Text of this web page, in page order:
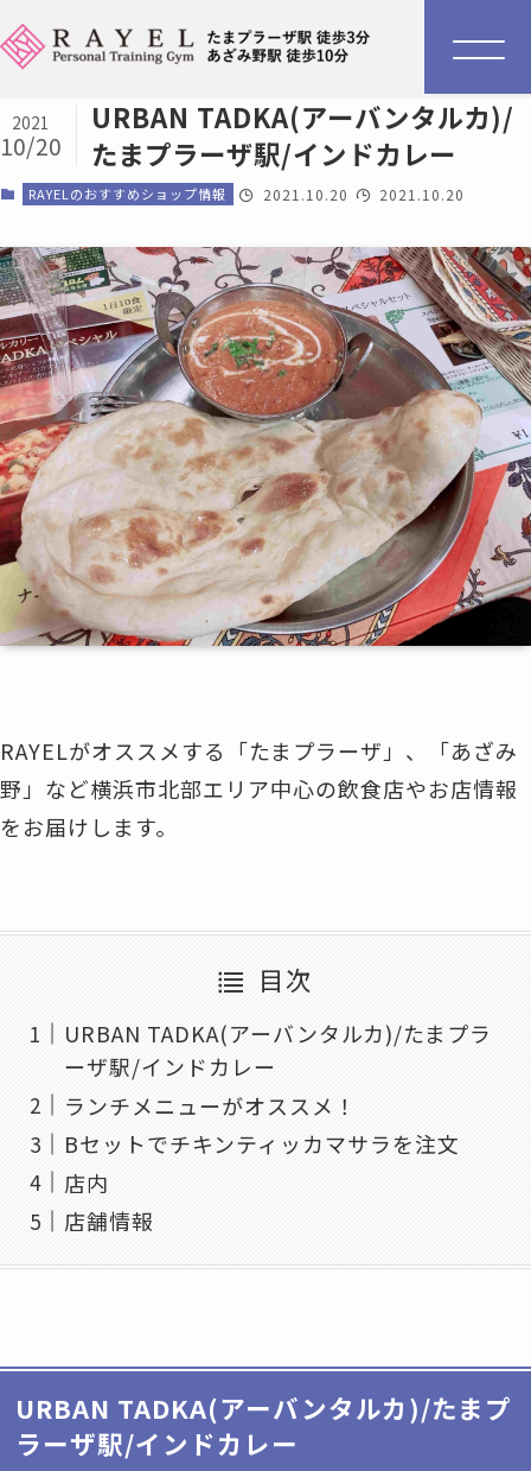
URBAN TADKA(アーバンタルカ)/
たまプラーザ駅/インドカレー
2021
10/20
RAYELのおすすめショップ情報 2021.10.20 2021.10.20
RAYELがオススメする「たまプラーザ」、「あざみ
野」など横浜市北部エリア中心の飲食店やお店情報
をお届けします。
目次
URBAN TADKA(アーバンタルカ)/たまプラ
ーザ駅/インドカレー
ランチメニューがオススメ！
Bセットでチキンティッカマサラを注文
店内
店舗情報
URBAN TADKA(アーバンタルカ)/たまプ
ラーザ駅/インドカレー